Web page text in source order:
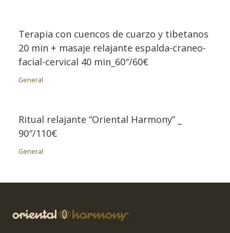
Terapia con cuencos de cuarzo y tibetanos
20 min + masaje relajante espalda-craneo-
facial-cervical 40 min_60″/60€
General
Ritual relajante “Oriental Harmony” _
90″/110€
General